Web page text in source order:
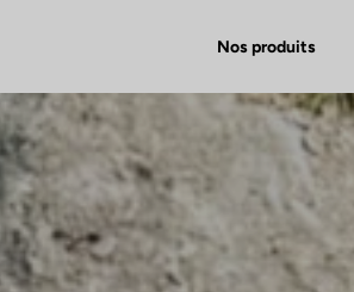
Nos produits
Mon compte
Nos revendeurs